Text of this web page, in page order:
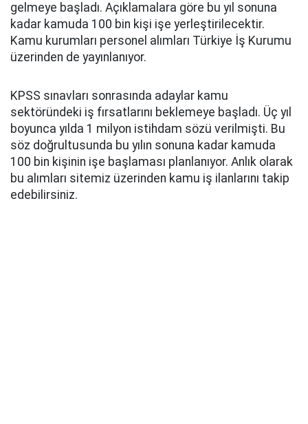
gelmeye başladı. Açıklamalara göre bu yıl sonuna
kadar kamuda 100 bin kişi işe yerleştirilecektir.
Kamu kurumları personel alımları Türkiye İş Kurumu
üzerinden de yayınlanıyor.
KPSS sınavları sonrasında adaylar kamu
sektöründeki iş fırsatlarını beklemeye başladı. Üç yıl
boyunca yılda 1 milyon istihdam sözü verilmişti. Bu
söz doğrultusunda bu yılın sonuna kadar kamuda
100 bin kişinin işe başlaması planlanıyor. Anlık olarak
bu alımları sitemiz üzerinden kamu iş ilanlarını takip
edebilirsiniz.